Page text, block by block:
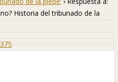
Historia del tribunado de la